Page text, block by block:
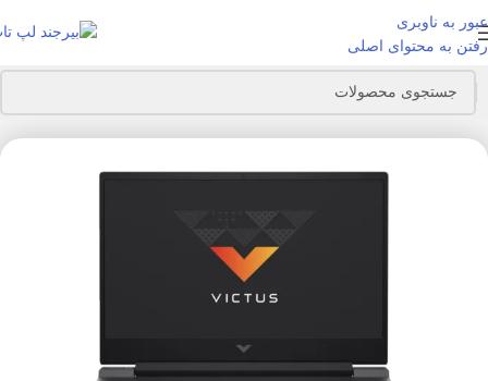
عبور به ناوبری
رفتن به محتوای اصلی
خانه لپ تاپ لپ تاپ HP